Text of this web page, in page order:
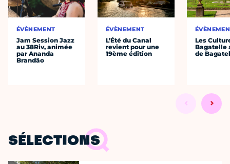
ÉVÈNEMENT
Jam Session Jazz
au 38Riv, animée
par Ananda
Brandão
ÉVÈNEMENT
L’Été du Canal
revient pour une
19ème édition
Les
Bagatelle
de
SÉLECTIONS